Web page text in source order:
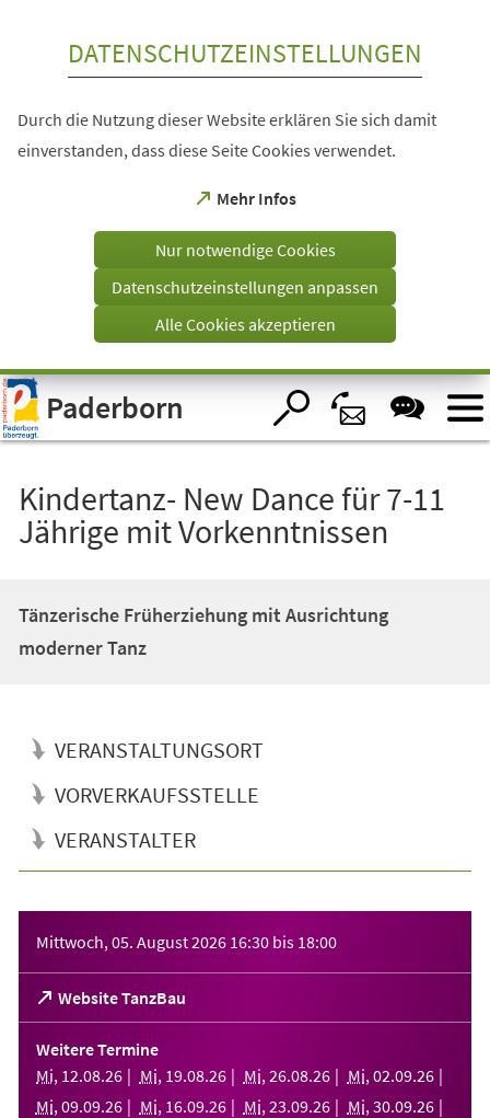
Visuelle
Assistenzsoftware
öffnen.
DATENSCHUTZEINSTELLUNGEN
Durch die Nutzung dieser Website erklären Sie sich damit
einverstanden, dass diese Seite Cookies verwendet.
Mehr Infos
(Öffnet
einem
Tab)
Nur notwendige Cookies
Datenschutzeinstellungen anpassen
Alle Cookies akzeptieren
Paderborn
Kindertanz- New Dance für 7-11
Jährige mit Vorkenntnissen
Tänzerische Früherziehung mit Ausrichtung
moderner Tanz
VERANSTALTUNGSORT
VORVERKAUFSSTELLE
VERANSTALTER
Mittwoch, 05. August 2026 16:30 bis 18:00
Website TanzBau
(Öffnet
in
einem
neuen
Tab)
Weitere Termine
Mi, 12.08.26 Mi, 19.08.26 Mi, 26.08.26 Mi, 02.09.26
Mi, 09.09.26 Mi, 16.09.26 Mi, 23.09.26 Mi, 30.09.26